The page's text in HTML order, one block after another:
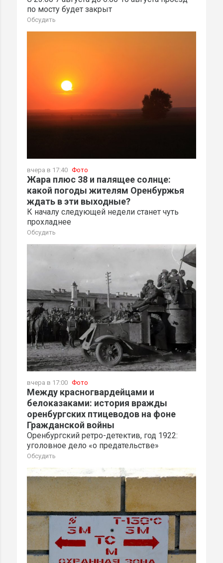
по мосту будет закрыт
Обсудить
вчера в 17:40 Фото
Жара плюс 38 и палящее солнце:
какой погоды жителям Оренбуржья
ждать в эти выходные?
К началу следующей недели станет чуть
прохладнее
Обсудить
вчера в 17:00 Фото
Между красногвардейцами и
белоказаками: история вражды
оренбургских птицеводов на фоне
Гражданской войны
Оренбургский ретро-детектив, год 1922:
уголовное дело «о предательстве»
Обсудить